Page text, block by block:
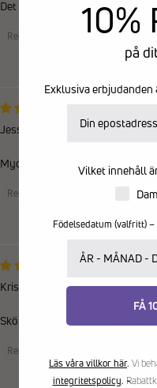
Det fungerade mycket bra.
Recensioner samlade från en
Jessica
Mycket bra och snygga skor.
Recensioner samlade från en annan
Kristina
Sköna, härliga vinterkängor som
Recensioner samlade från en annan
10%
på
Exklusiva
Vilket innehåll
Dam
Födelsedatum (valfritt)
FÅ
Läs våra villkor här. Vi
integritetspolicy.